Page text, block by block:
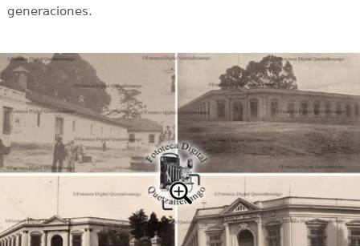
generaciones.